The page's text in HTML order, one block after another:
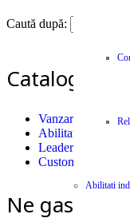
Abilitati
Caută după:
Catalog
Vanzari
Abilitati
Leadership
Customer Care
Ne gasiti si